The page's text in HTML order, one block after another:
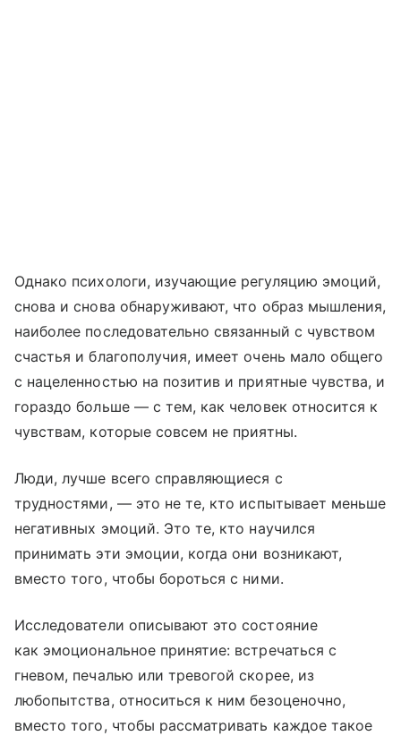
Однако психологи, изучающие регуляцию эмоций,
снова и снова обнаруживают, что образ мышления,
наиболее последовательно связанный с чувством
счастья и благополучия, имеет очень мало общего
с нацеленностью на позитив и приятные чувства, и
гораздо больше — с тем, как человек относится к
чувствам, которые совсем не приятны.
Люди, лучше всего справляющиеся с
трудностями, — это не те, кто испытывает меньше
негативных эмоций. Это те, кто научился
принимать эти эмоции, когда они возникают,
вместо того, чтобы бороться с ними.
Исследователи описывают это состояние
как эмоциональное принятие: встречаться с
гневом, печалью или тревогой скорее, из
любопытства, относиться к ним безоценочно,
вместо того, чтобы рассматривать каждое такое